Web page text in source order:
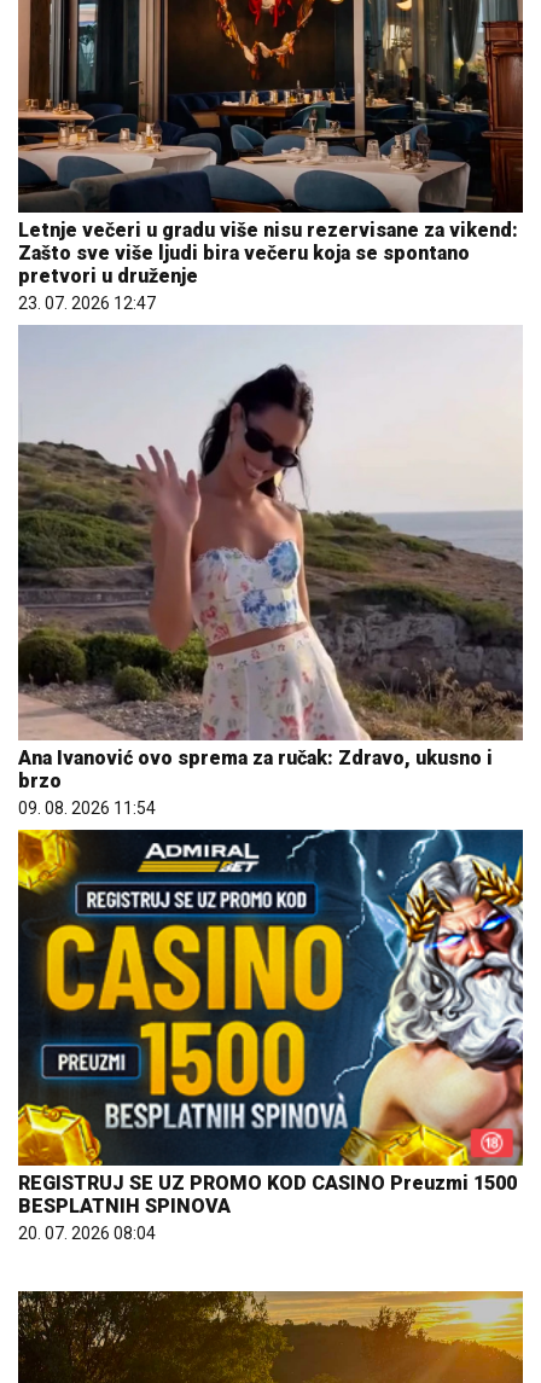
Letnje večeri u gradu više nisu rezervisane za vikend:
Zašto sve više ljudi bira večeru koja se spontano
pretvori u druženje
23. 07. 2026 12:47
Ana Ivanović ovo sprema za ručak: Zdravo, ukusno i
brzo
09. 08. 2026 11:54
REGISTRUJ SE UZ PROMO KOD CASINO Preuzmi 1500
BESPLATNIH SPINOVA
20. 07. 2026 08:04